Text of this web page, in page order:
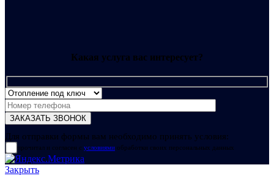
Какая услуга вас интересует?
Для отправки формы вам необходимо принять условия:
прочитал и согласен с условиями обработки своих персональных данных
Закрыть